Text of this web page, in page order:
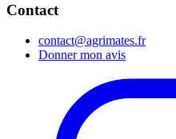
Contact
contact@agrimates.fr
Donner mon avis